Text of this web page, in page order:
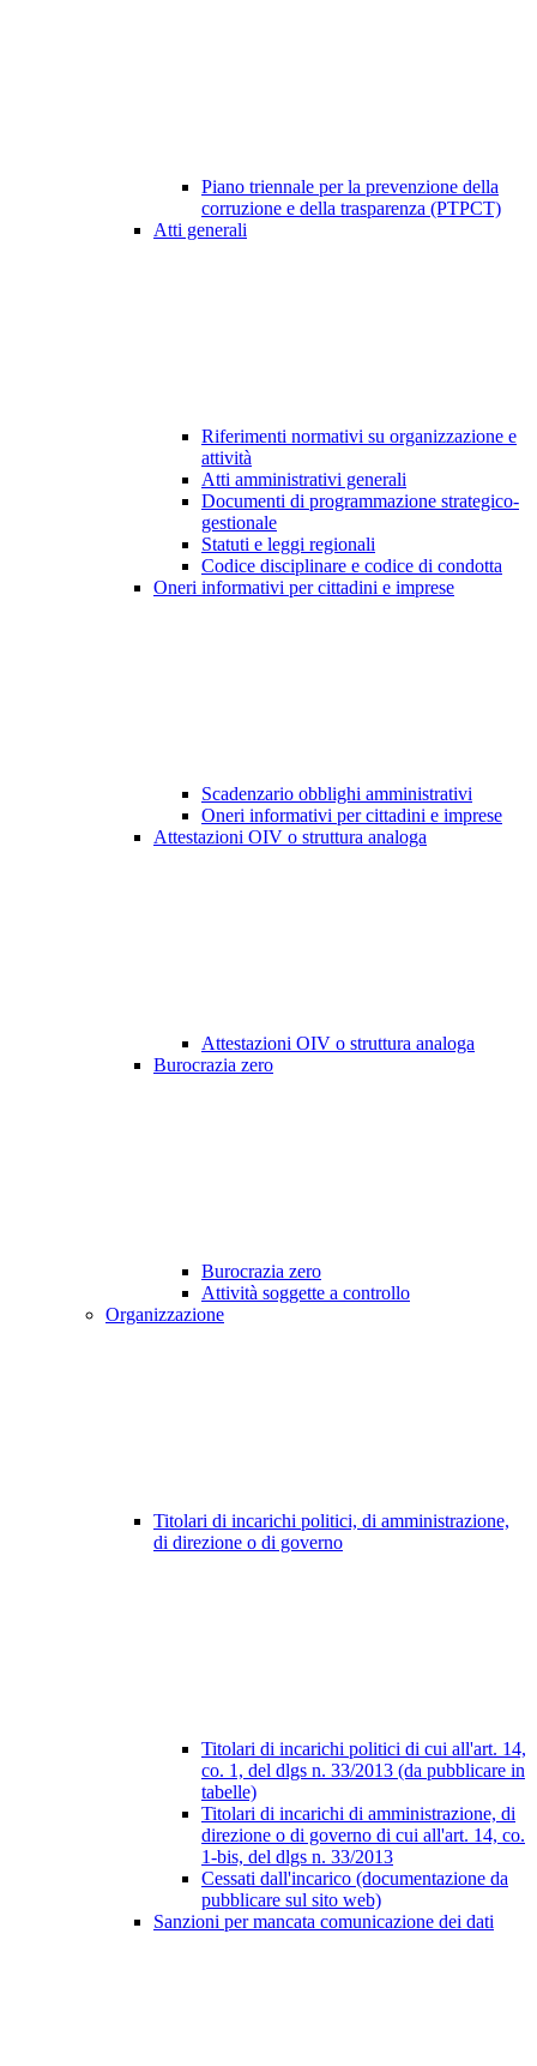
Piano triennale per la prevenzione della
corruzione e della trasparenza (PTPCT)
Atti generali
Riferimenti normativi su organizzazione e
attività
Atti amministrativi generali
Documenti di programmazione strategico-
gestionale
Statuti e leggi regionali
Codice disciplinare e codice di condotta
Oneri informativi per cittadini e imprese
Scadenzario obblighi amministrativi
Oneri informativi per cittadini e imprese
Attestazioni OIV o struttura analoga
Attestazioni OIV o struttura analoga
Burocrazia zero
Burocrazia zero
Attività soggette a controllo
Organizzazione
Titolari di incarichi politici, di amministrazione,
di direzione o di governo
Titolari di incarichi politici di cui all'art. 14,
co. 1, del dlgs n. 33/2013 (da pubblicare in
tabelle)
Titolari di incarichi di amministrazione, di
direzione o di governo di cui all'art. 14, co.
1-bis, del dlgs n. 33/2013
Cessati dall'incarico (documentazione da
pubblicare sul sito web)
Sanzioni per mancata comunicazione dei dati